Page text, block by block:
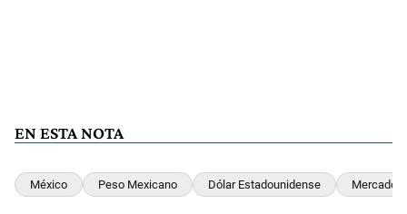
EN ESTA NOTA
México Peso Mexicano Dólar Estadounidense Mercado